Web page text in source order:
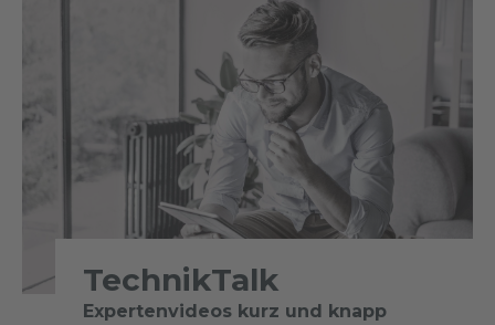
TechnikTalk
Expertenvideos kurz und knapp